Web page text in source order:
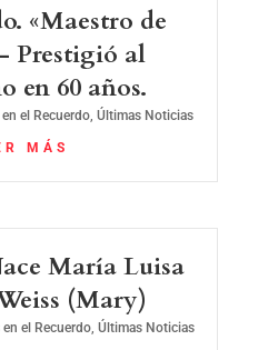
«Maestro de
Prestigió al
en 60 años.
el Recuerdo,Últimas Noticias
MÁS
María Luisa
(Mary)
el Recuerdo, Últimas Noticias